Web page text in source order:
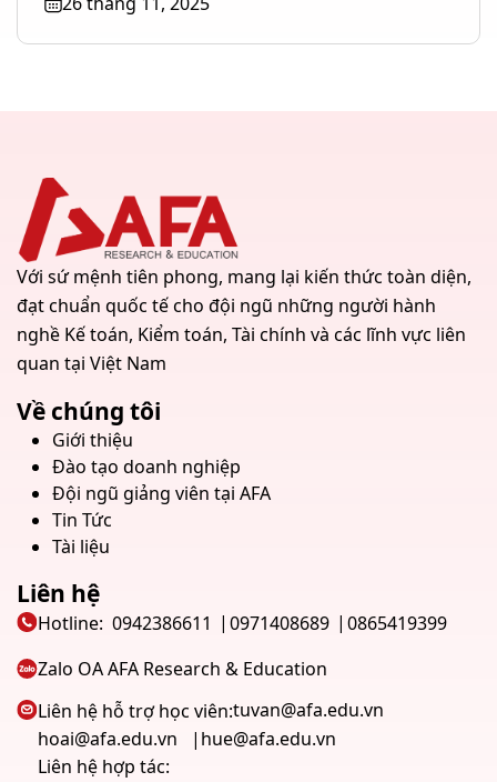
Với sứ mệnh tiên phong, mang lại kiến thức toàn diện,
đạt chuẩn quốc tế cho đội ngũ những người hành
nghề Kế toán, Kiểm toán, Tài chính và các lĩnh vực liên
quan tại Việt Nam
Về chúng tôi
Giới thiệu
Đào tạo doanh nghiệp
Đội ngũ giảng viên tại AFA
Tin Tức
Tài liệu
Liên hệ
Hotline: 0942386611 0971408689
0865419399
Zalo OA AFA Research & Education
Liên hệ hỗ trợ học viên:tuvan@afa.edu.vn
hoai@afa.edu.vn
hue@afa.edu.vn
Liên hệ hợp tác: